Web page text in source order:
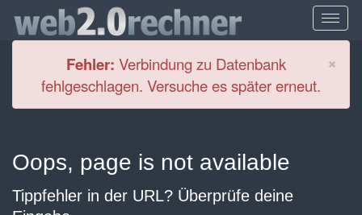
×
Fehler: Verbindung zu Datenbank
fehlgeschlagen. Versuche es später erneut.
Oops, page is not available
Tippfehler in der URL? Überprüfe deine